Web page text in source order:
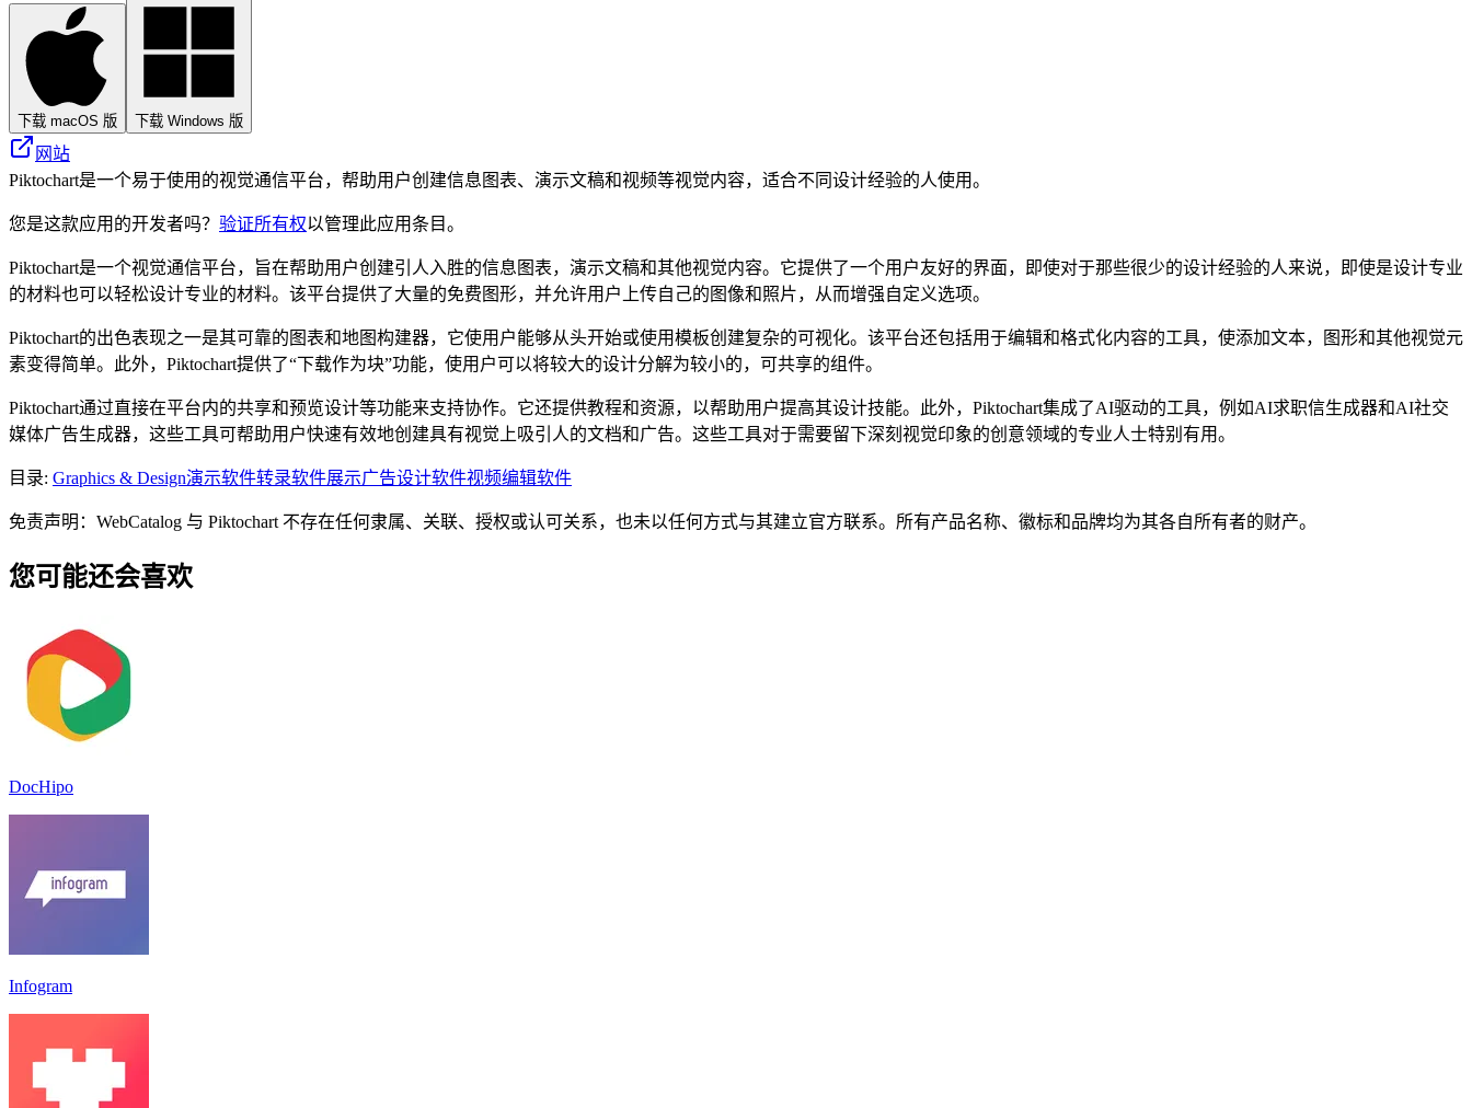
下载 macOS 版 下载 Windows 版
网站
Piktochart是一个易于使用的视觉通信平台，帮助用户创建信息图表、演示文稿和视频等视觉内容，适合不同设计经验的人使用。
您是这款应用的开发者吗？ 验证所有权以管理此应用条目。
Piktochart是一个视觉通信平台，旨在帮助用户创建引人入胜的信息图表，演示文稿和其他视觉内容。它提供了一个用户友好的界面，即使对于那些很少的设计经验的人来说，即使是设计专业
的材料也可以轻松设计专业的材料。该平台提供了大量的免费图形，并允许用户上传自己的图像和照片，从而增强自定义选项。
Piktochart的出色表现之一是其可靠的图表和地图构建器，它使用户能够从头开始或使用模板创建复杂的可视化。该平台还包括用于编辑和格式化内容的工具，使添加文本，图形和其他视觉元
素变得简单。此外，Piktochart提供了“下载作为块”功能，使用户可以将较大的设计分解为较小的，可共享的组件。
Piktochart通过直接在平台内的共享和预览设计等功能来支持协作。它还提供教程和资源，以帮助用户提高其设计技能。此外，Piktochart集成了AI驱动的工具，例如AI求职信生成器和AI社交
媒体广告生成器，这些工具可帮助用户快速有效地创建具有视觉上吸引人的文档和广告。这些工具对于需要留下深刻视觉印象的创意领域的专业人士特别有用。
目录: Graphics & Design演示软件转录软件展示广告设计软件视频编辑软件
免责声明：WebCatalog 与 Piktochart 不存在任何隶属、关联、授权或认可关系，也未以任何方式与其建立官方联系。所有产品名称、徽标和品牌均为其各自所有者的财产。
您可能还会喜欢
DocHipo
Infogram